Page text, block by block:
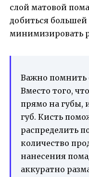
слой матовой
добиться
минимизировать
Важно помнить
Вместо того,
прямо на губы,
губ. Кисть
распределить
количество
нанесения
аккуратно